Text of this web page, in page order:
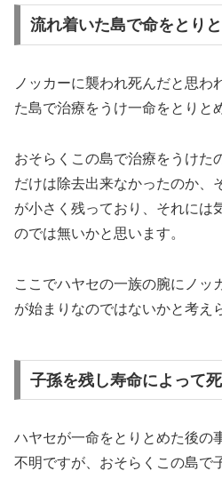
流れ着いた島で命をとり
ノッカーに襲われ死んだと思わ
た島で治療をうけ一命をとりと
おそらくこの島で治療をうけた
だけは除去出来なかったのか、
が小さく残っており、それには
のでは無いかと思います。
ここでハヤセの一族の腕にノッ
が始まりなのではないかと考え
子孫を残し寿命によって
ハヤセが一命をとりとめた後の
不明ですが、おそらくこの島で